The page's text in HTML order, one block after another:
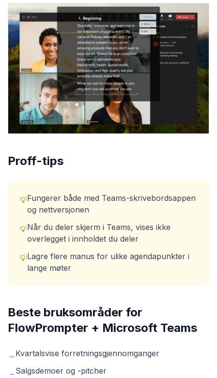
Proff-tips
💡Fungerer både med Teams-skrivebordsappen
og nettversjonen
💡Når du deler skjerm i Teams, vises ikke
overlegget i innholdet du deler
💡Lagre flere manus for ulike agendapunkter i
lange møter
Beste bruksområder for
FlowPrompter + Microsoft Teams
→ Kvartalsvise forretningsgjennomganger
→ Salgsdemoer og -pitcher